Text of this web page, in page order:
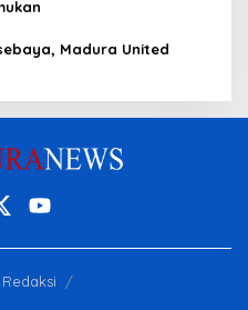
Madura United
Redaksi